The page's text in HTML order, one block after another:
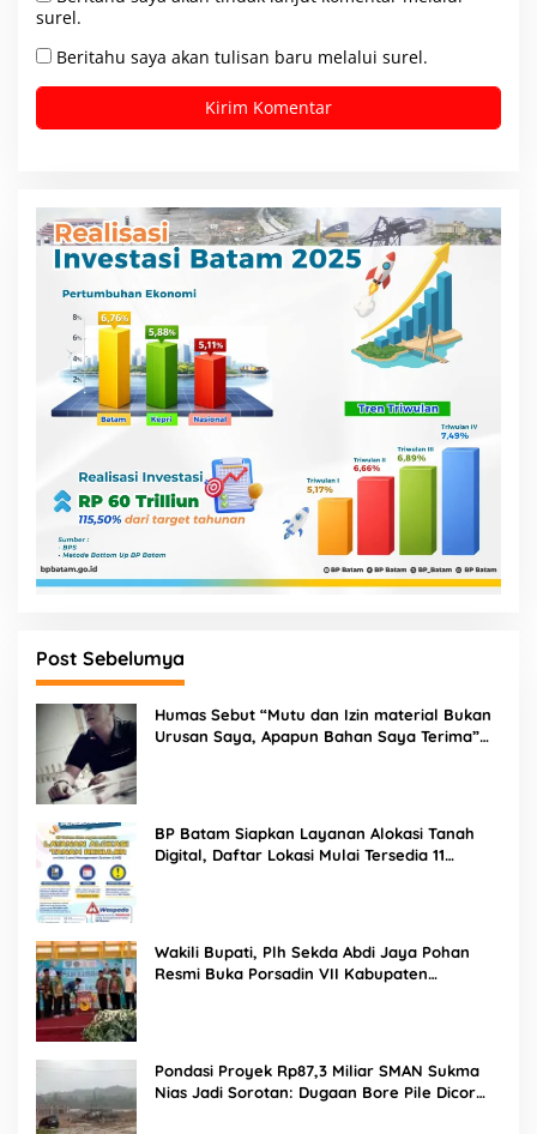
surel.
Beritahu saya akan tulisan baru melalui surel.
Post Sebelumya
Humas Sebut “Mutu dan Izin material Bukan
Urusan Saya, Apapun Bahan Saya Terima”
BP Batam Siapkan Layanan Alokasi Tanah
Digital, Daftar Lokasi Mulai Tersedia 11
Wakili Bupati, Plh Sekda Abdi Jaya Pohan
Resmi Buka Porsadin VII Kabupaten
Pondasi Proyek Rp87,3 Miliar SMAN Sukma
Nias Jadi Sorotan: Dugaan Bore Pile Dicor